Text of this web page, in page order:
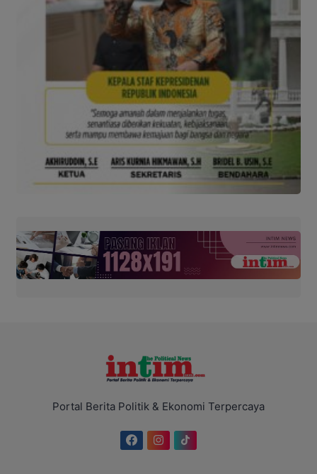
Portal Berita Politik & Ekonomi Terpercaya